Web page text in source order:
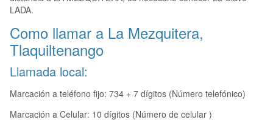
LADA.
Como llamar a La Mezquitera,
Tlaquiltenango
Llamada local:
Marcación a teléfono fijo: 734 + 7 dígitos (Número telefónico)
Marcación a Celular: 10 dígitos (Número de celular )